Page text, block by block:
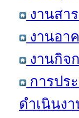
งานสา
งานอา
งานกิจ
การปร
ดำเนินง